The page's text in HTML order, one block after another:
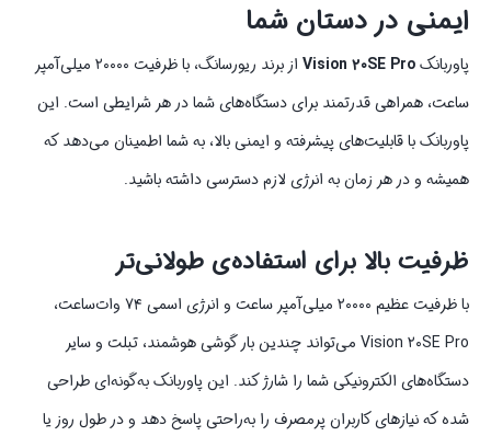
ایمنی در دستان شما
پاوربانکVision ۲۰SE Pro
از برند ریورسانگ، با ظرفیت ۲۰۰۰۰ میلی‌آمپر
ساعت، همراهی قدرتمند برای دستگاه‌های شما در هر شرایطی است. این
پاوربانک با قابلیت‌های پیشرفته و ایمنی بالا، به شما اطمینان می‌دهد که
همیشه و در هر زمان به انرژی لازم دسترسی داشته باشید.
ظرفیت بالا برای استفاده‌ی طولانی‌تر
با ظرفیت عظیم ۲۰۰۰۰ میلی‌آمپر ساعت و انرژی اسمی ۷۴ وات‌ساعت،
Vision ۲۰SE Pro می‌تواند چندین بار گوشی هوشمند، تبلت و سایر
دستگاه‌های الکترونیکی شما را شارژ کند. این پاوربانک به‌گونه‌ای طراحی
شده که نیازهای کاربران پرمصرف را به‌راحتی پاسخ دهد و در طول روز یا